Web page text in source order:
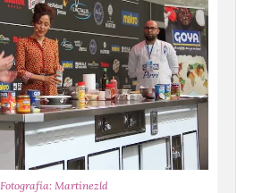
Fotografía: Martínezld